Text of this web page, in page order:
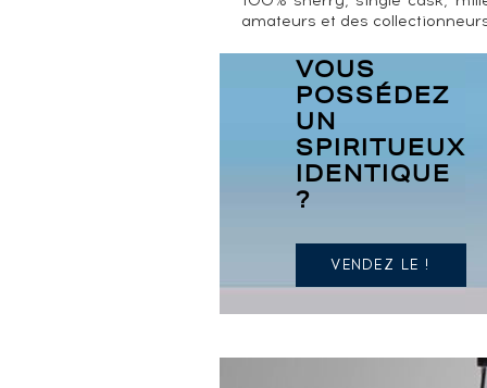
amateurs et des
VOUS
POSSÉDEZ
UN
SPIRITUEUX
IDENTIQUE
?
VENDEZ LE !